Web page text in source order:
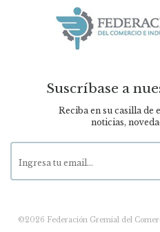
Suscríbase a
Reciba en su casilla de
noticias,
©2026 Federación Gremial del